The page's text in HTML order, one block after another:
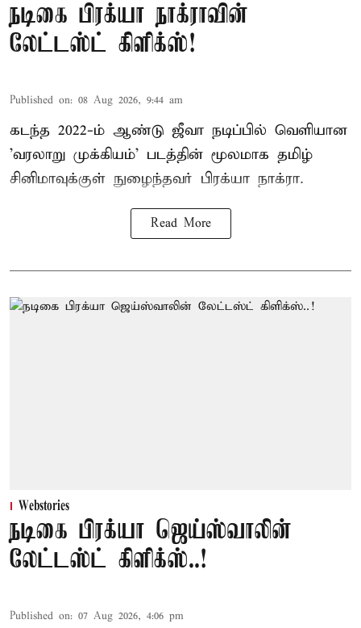
நடிகை பிரக்யா நாக்ராவின்
லேட்டஸ்ட் கிளிக்ஸ்!
Published on: 08 Aug 2026, 9:44 am
கடந்த 2022-ம் ஆண்டு ஜீவா நடிப்பில் வெளியான
'வரலாறு முக்கியம்' படத்தின் மூலமாக தமிழ்
சினிமாவுக்குள் நுழைந்தவர் பிரக்யா நாக்ரா.
Read More
Webstories
நடிகை பிரக்யா ஜெய்ஸ்வாலின்
லேட்டஸ்ட் கிளிக்ஸ்..!
Published on: 07 Aug 2026, 4:06 pm